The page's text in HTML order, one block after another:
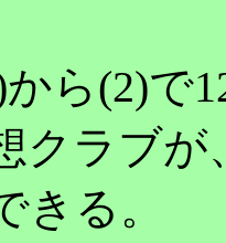
ら(2)で
クラブが
きる。